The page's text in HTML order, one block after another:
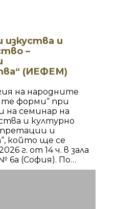
изкуства и
–
(ИЕФЕМ)
на народните
форми“ при
на семинар на
и културно
и
който ще се
г. от 14 ч. в зала
№ 6а (София). По
бъде представена